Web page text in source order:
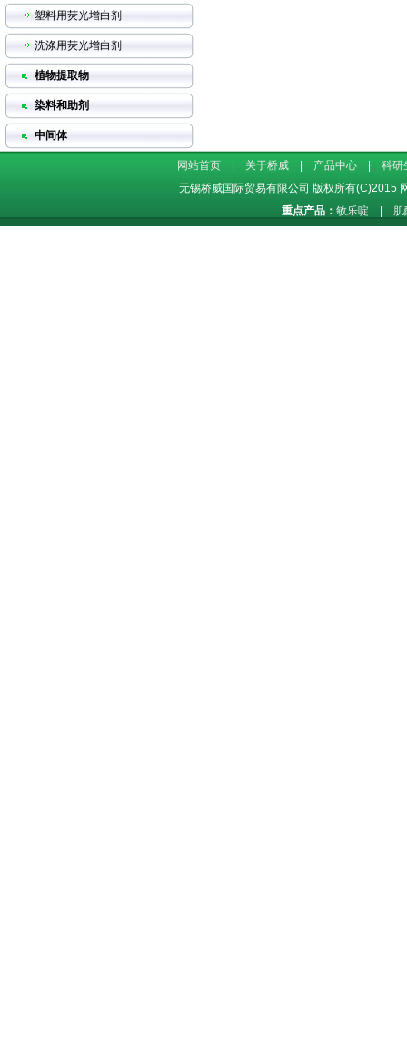
塑料用荧光增白剂
洗涤用荧光增白剂
植物提取物
染料和助剂
中间体
网站首页 关于桥威 产品中心
科研
无锡桥威国际贸易有限公司 版权所有(C)2015
重点产品： 敏乐啶 肌